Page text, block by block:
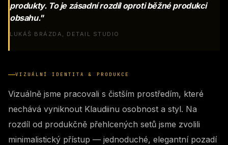
produkty. To je zásadní rozdíl oproti běžné produkci
obsahu."
LUKÁŠ BRÁZDA, DETAIL STUDIO
VIZUÁLNÍ IDENTITA & PRODUKCE
Vizuálně jsme pracovali s čistším prostředím, které
nechává vyniknout Klaudiinu osobnost a styl. Na
rozdíl od produkčně přehlcených setů jsme zvolili
minimalistický přístup — jednoduché, elegantní pozadí